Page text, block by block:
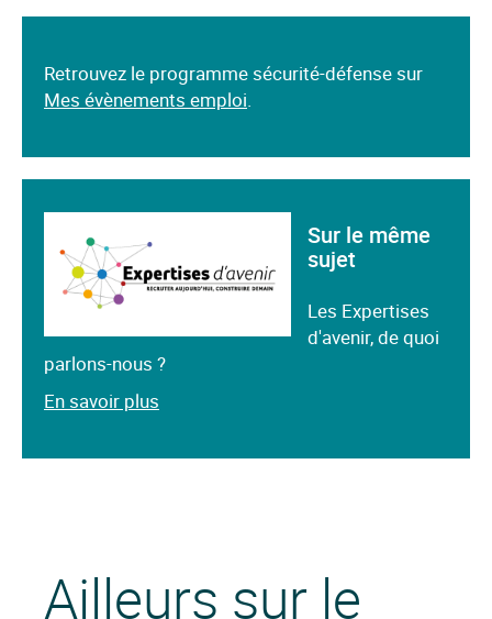
Retrouvez le programme sécurité-défense sur
Mes évènements emploi.
Sur le même
sujet
Les Expertises
d'avenir, de quoi
parlons-nous ?
En savoir plus
Ailleurs sur le